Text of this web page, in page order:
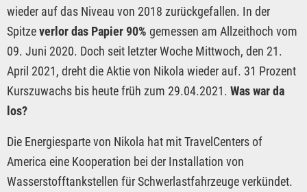
wieder auf das Niveau von 2018 zurückgefallen. In der
Spitzeverlor das Papier 90% gemessen am Allzeithoch vom
09. Juni 2020. Doch seit letzter Woche Mittwoch, den 21.
April 2021, dreht die Aktie von Nikola wieder auf. 31 Prozent
Kurszuwachs bis heute früh zum 29.04.2021. Was war da
los?
Die Energiesparte von Nikola hat mit TravelCenters of
America eine Kooperation bei der Installation von
Wasserstofftankstellen für Schwerlastfahrzeuge verkündet.